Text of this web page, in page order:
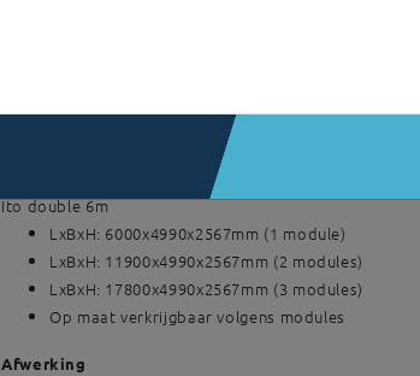
LxBxH: 14800x4990x2567mm (3 modules)
Op maat verkrijgbaar volgens modules
Ito double 6m
LxBxH: 6000x4990x2567mm (1 module)
LxBxH: 11900x4990x2567mm (2 modules)
LxBxH: 17800x4990x2567mm (3 modules)
Op maat verkrijgbaar volgens modules
Afwerking